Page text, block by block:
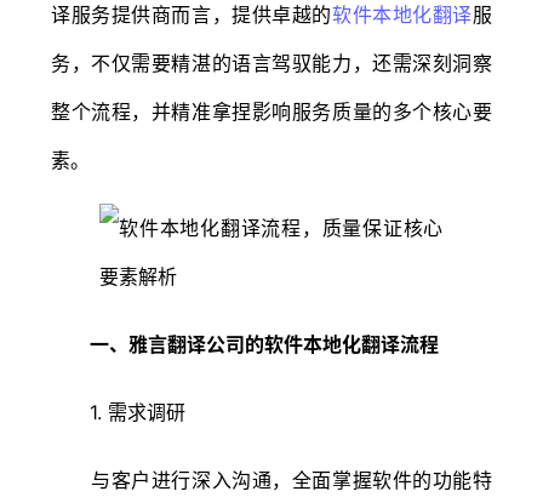
译服务提供商而言，提供卓越的软件本地化翻译服
务，不仅需要精湛的语言驾驭能力，还需深刻洞察
整个流程，并精准拿捏影响服务质量的多个核心要
素。
一、雅言翻译公司的软件本地化翻译流程
1. 需求调研
与客户进行深入沟通，全面掌握软件的功能特